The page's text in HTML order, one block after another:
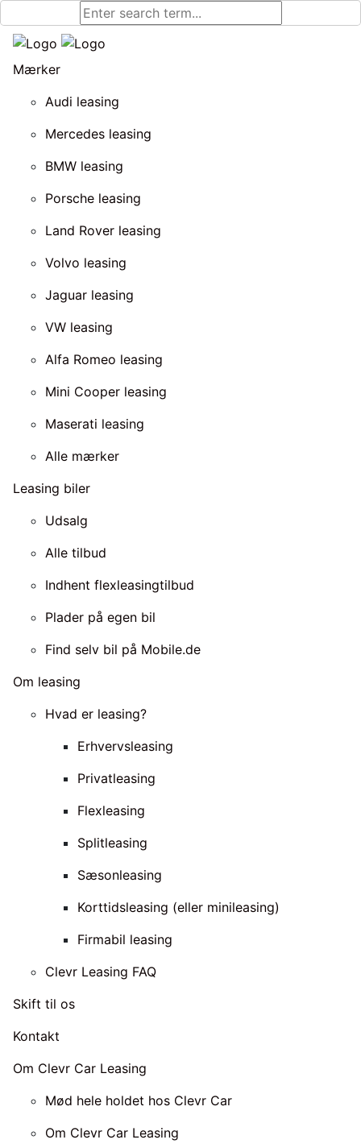
Mærker
Audi leasing
Mercedes leasing
BMW leasing
Porsche leasing
Land Rover leasing
Volvo leasing
Jaguar leasing
VW leasing
Alfa Romeo leasing
Mini Cooper leasing
Maserati leasing
Alle mærker
Leasing biler
Udsalg
Alle tilbud
Indhent flexleasingtilbud
Plader på egen bil
Find selv bil på Mobile.de
Om leasing
Hvad er leasing?
Erhvervsleasing
Privatleasing
Flexleasing
Splitleasing
Sæsonleasing
Korttidsleasing (eller minileasing)
Firmabil leasing
Clevr Leasing FAQ
Skift til os
Kontakt
Om Clevr Car Leasing
Mød hele holdet hos Clevr Car
Om Clevr Car Leasing